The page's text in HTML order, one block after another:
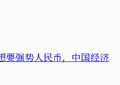
要强势人民币，中国经济